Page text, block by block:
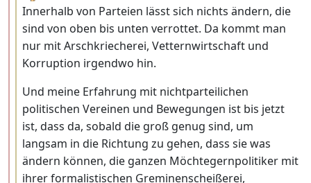
Innerhalb von Parteien lässt sich nichts ändern, die
sind von oben bis unten verrottet. Da kommt man
nur mit Arschkriecherei, Vetternwirtschaft und
Korruption irgendwo hin.
Und meine Erfahrung mit nichtparteilichen
politischen Vereinen und Bewegungen ist bis jetzt
ist, dass da, sobald die groß genug sind, um
langsam in die Richtung zu gehen, dass sie was
ändern können, die ganzen Möchtegernpolitiker mit
ihrer formalistischen Greminenscheißerei,